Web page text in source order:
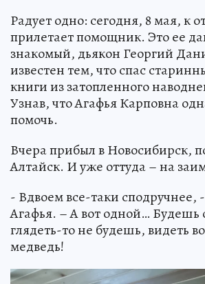
Радует одно: сегодня, 8 мая, к
прилетает помощник. Это ее
знакомый, дьякон Георгий
известен тем, что спас
книги из затопленного
Узнав, что Агафья Карповна
помочь.
Вчера прибыл в Новосибирск,
Алтайск. И уже оттуда – на
- Вдвоем все-таки сподручнее,
Агафья. – А вот одной… Будешь
глядеть-то не будешь, видеть
медведь!